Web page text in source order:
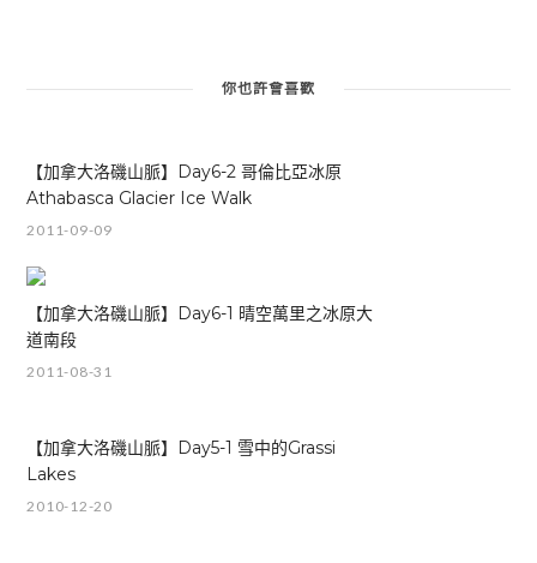
你也許會喜歡
【加拿大洛磯山脈】Day6-2 哥倫比亞冰原
Athabasca Glacier Ice Walk
2011-09-09
【加拿大洛磯山脈】Day6-1 晴空萬里之冰原大
道南段
2011-08-31
【加拿大洛磯山脈】Day5-1 雪中的Grassi
Lakes
2010-12-20